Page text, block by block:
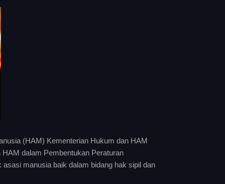
(HAM) Kementerian Hukum dan HAM
dalam Pembentukan Peraturan
manusia baik dalam bidang hak sipil dan